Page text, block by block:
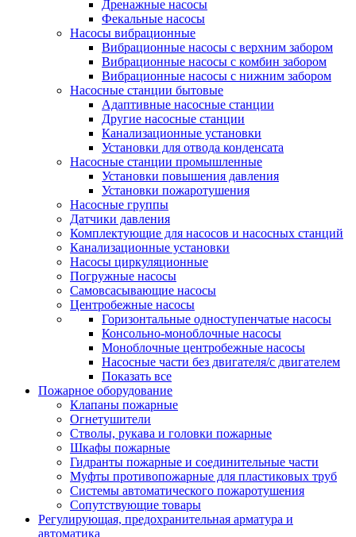
Дренажные насосы
Фекальные насосы
Насосы вибрационные
Вибрационные насосы с верхним забором
Вибрационные насосы с комбин забором
Вибрационные насосы с нижним забором
Насосные станции бытовые
Адаптивные насосные станции
Другие насосные станции
Канализационные установки
Установки для отвода конденсата
Насосные станции промышленные
Установки повышения давления
Установки пожаротушения
Насосные группы
Датчики давления
Комплектующие для насосов и насосных станций
Канализационные установки
Насосы циркуляционные
Погружные насосы
Самовсасывающие насосы
Центробежные насосы
Горизонтальные одноступенчатые насосы
Консольно-моноблочные насосы
Моноблочные центробежные насосы
Насосные части без двигателя/с двигателем
Показать все
Пожарное оборудование
Клапаны пожарные
Огнетушители
Стволы, рукава и головки пожарные
Шкафы пожарные
Гидранты пожарные и соединительные части
Муфты противопожарные для пластиковых труб
Системы автоматического пожаротушения
Сопутствующие товары
Регулирующая, предохранительная арматура и
автоматика